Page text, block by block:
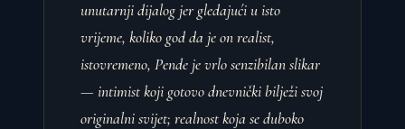
unutarnji dijalog jer gledajući u isto
vrijeme, koliko god da je on realist,
istovremeno, Pende je vrlo senzibilan slikar
— intimist koji gotovo dnevnički bilježi svoj
originalni svijet; realnost koja se duboko